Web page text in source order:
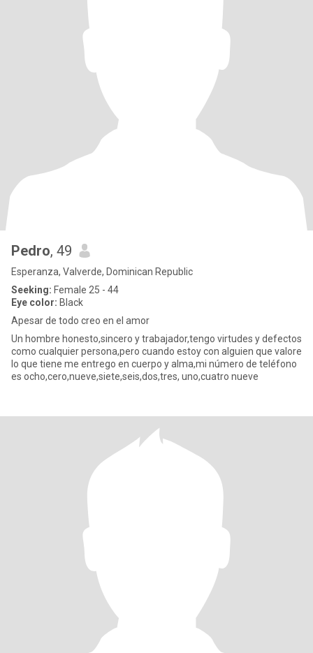
Pedro, 49
Esperanza, Valverde, Dominican Republic
Seeking: Female 25 - 44
Eye color: Black
Apesar de todo creo en el amor
Un hombre honesto,sincero y trabajador,tengo virtudes y defectos
como cualquier persona,pero cuando estoy con alguien que valore
lo que tiene me entrego en cuerpo y alma,mi número de teléfono
es ocho,cero,nueve,siete,seis,dos,tres, uno,cuatro nueve